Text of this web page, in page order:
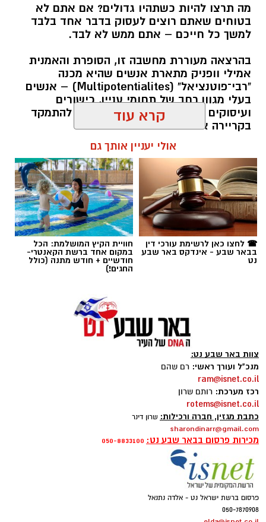
מה תרצו להיות כשתהיו גדולים? אם אתם לא
בטוחים שאתם רוצים לעסוק בדבר אחד בלבד
למשך כל חייכם – אתם ממש לא לבד.
בהרצאה מעוררת מחשבה זו, הסופרת והאמנית
אמילי וופניק מתארת אנשים שהיא מכנה
"רבי־פוטנציאל" (Multipotentialites) – אנשים
בעלי מגוון רחב של תחומי עניין, כישורים
ועיסוקים שונים לאורך חייהם, במקום להתמקד
בקריירה אחת בלבד.
האם גם אתם כאלה?
אלדה נתנאל / 09:20 07.08.26
אינדקס העסקים של באר שבע נט
להורדת אפליקציה של באר שבע נט לחצו כאן
אנו מכבדים זכויות יוצרים ועושים מאמץ לאתר את
קרא עוד
אולי יעניין אותך גם
☎ לחצו כאן לרשימת עורכי דין
בבאר שבע - אינדקס באר שבע
נט
חוויית הקיץ המושלמת: הכל
במקום אחד ברשת הקאנטרי-
חודשיים + חודש מתנה (כולל
החגים!)
צוות באר שבע נט:
מנכ"ל ועורך ראשי: רם שהם
ram@isnet.co.il
רכז מערכת: רותם שרון
rotems@isnet.co.il
כתבת מגזין, חברה ורכילות: שרון דינר
sharondinarr@gmail.com
מכירות פרסום בבאר שבע נט: 050-8833100
פרסום ברשת ישראל נט - אלדה נתנאל
050-7870908